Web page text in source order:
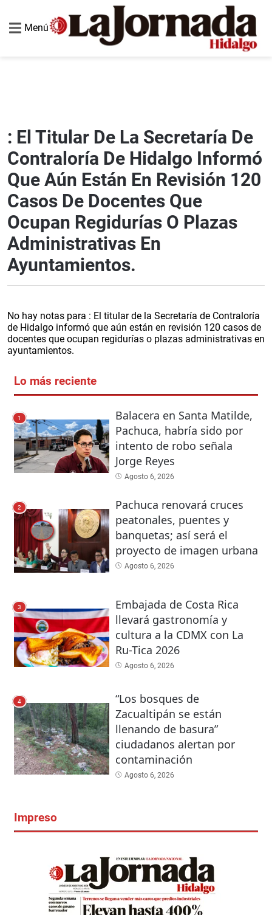
Menú
: El Titular De La Secretaría De
Contraloría De Hidalgo Informó
Que Aún Están En Revisión 120
Casos De Docentes Que
Ocupan Regidurías O Plazas
Administrativas En
Ayuntamientos.
No hay notas para : El titular de la Secretaría de Contraloría
de Hidalgo informó que aún están en revisión 120 casos de
docentes que ocupan regidurías o plazas administrativas en
ayuntamientos.
Lo más reciente
1
Balacera en Santa Matilde,
Pachuca, habría sido por
intento de robo señala
Jorge Reyes
Agosto 6, 2026
2
Pachuca renovará cruces
peatonales, puentes y
banquetas; así será el
proyecto de imagen urbana
Agosto 6, 2026
3
Embajada de Costa Rica
llevará gastronomía y
cultura a la CDMX con La
Ru-Tica 2026
Agosto 6, 2026
4
“Los bosques de
Zacualtipán se están
llenando de basura”
ciudadanos alertan por
contaminación
Agosto 6, 2026
Impreso